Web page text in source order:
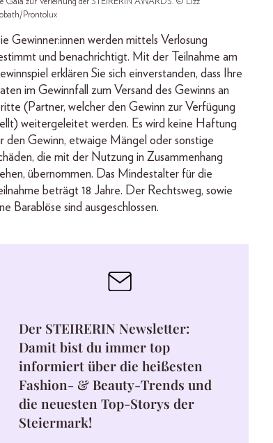
Gala zur Verleihung der STEIRERIN AWARDS. © Lizz
Prontolux
Gewinner:innen werden mittels Verlosung
und benachrichtigt. Mit der Teilnahme am
erklären Sie sich einverstanden, dass Ihre
im Gewinnfall zum Versand des Gewinns an
(Partner, welcher den Gewinn zur Verfügung
weitergeleitet werden. Es wird keine Haftung
den Gewinn, etwaige Mängel oder sonstige
die mit der Nutzung in Zusammenhang
übernommen. Das Mindestalter für die
beträgt 18 Jahre. Der Rechtsweg, sowie
Barablöse sind ausgeschlossen.
Der STEIRERIN Newsletter:
Damit bist du immer top
informiert über die heißesten
Fashion- & Beauty-Trends und
die neuesten Top-Storys der
Steiermark!